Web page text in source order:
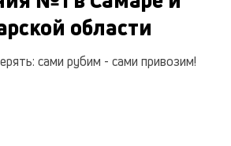
150 руб.
области
сами рубим - сами привозим!